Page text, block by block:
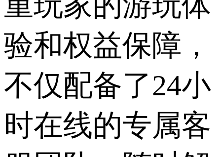
验和权益保障，
不仅配备了24小
时在线的专属客